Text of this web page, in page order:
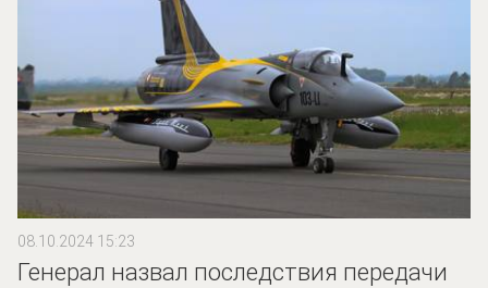
08.10.2024 15:23
Генерал назвал последствия передачи